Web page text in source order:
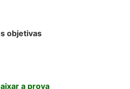
objetivas
a prova